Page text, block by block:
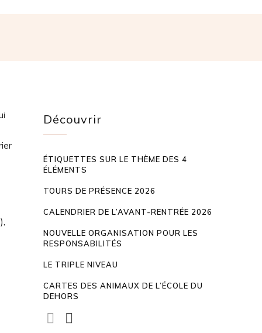
Découvrir
ÉTIQUETTES SUR LE THÈME DES 4
ÉLÉMENTS
TOURS DE PRÉSENCE 2026
CALENDRIER DE L’AVANT-RENTRÉE 2026
NOUVELLE ORGANISATION POUR LES
RESPONSABILITÉS
LE TRIPLE NIVEAU
CARTES DES ANIMAUX DE L’ÉCOLE DU
DEHORS